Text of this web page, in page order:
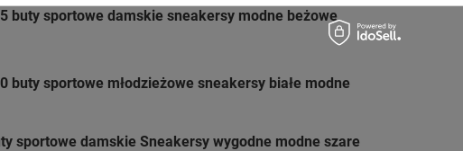
buty sportowe damskie sneakersy modne beżowe
buty sportowe młodzieżowe sneakersy białe modne
sportowe damskie Sneakersy wygodne modne szare